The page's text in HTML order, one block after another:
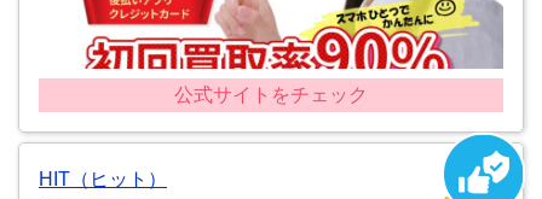
公式サイトをチェック
HIT（ヒット）